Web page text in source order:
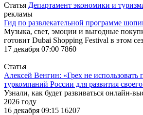
Статья Департамент экономики и
рекламы
Гид по развлекательной программе
Музыка, свет, эмоции и выгодные
готовит Dubai Shopping Festival в этом
17 декабря 07:00 7860
Статья
Алексей Венгин: «Грех не использовать
туркомпаний России для развития
Узнали, как будет развиваться онлайн-
2026 году
16 декабря 09:15 16207